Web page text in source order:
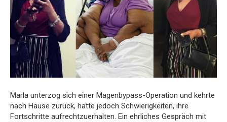
Marla unterzog sich einer Magenbypass-Operation und kehrte
nach Hause zurück, hatte jedoch Schwierigkeiten, ihre
Fortschritte aufrechtzuerhalten. Ein ehrliches Gespräch mit